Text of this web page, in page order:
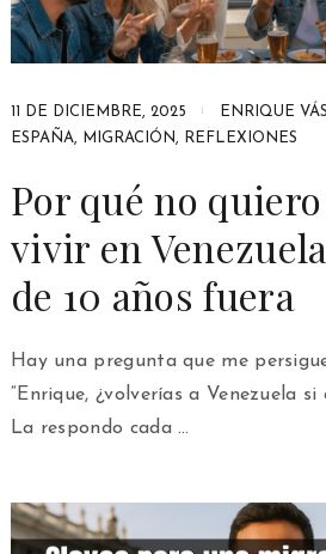
11 DE DICIEMBRE, 2025
ENRIQUE
ESPAÑA, MIGRACIÓN REFLEXIONES
Por qué no
vivir en
de 10 años fuera
Hay una pregunta que me
“Enrique, ¿volverías a Venezuela
La respondo cada …